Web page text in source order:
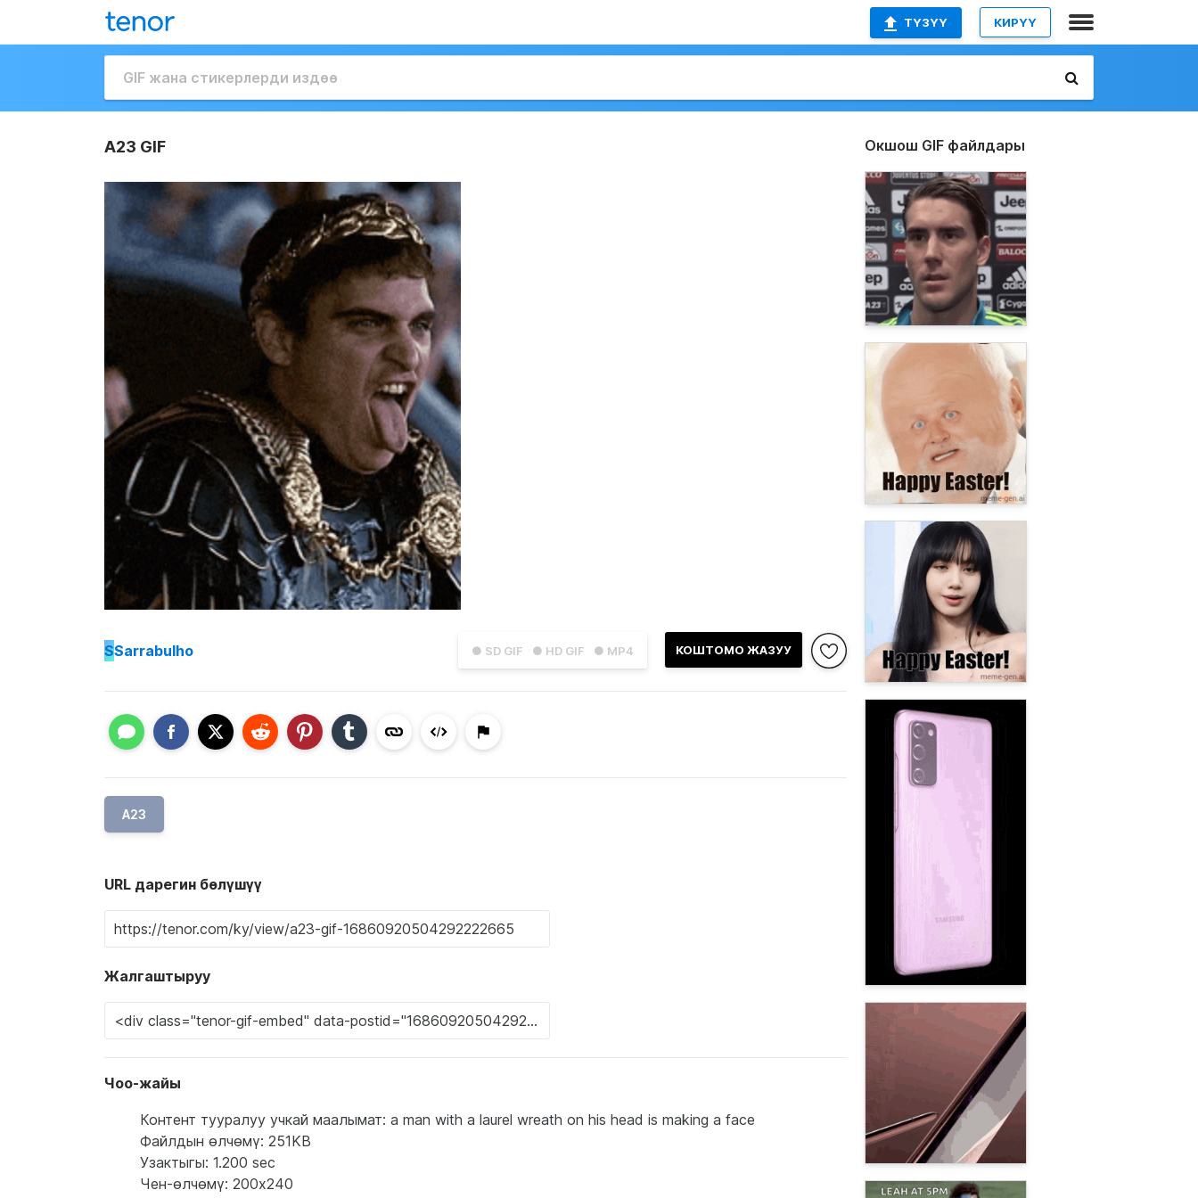
ТҮЗҮҮ КИРҮҮ
A23 GIF
● SD GIF ● HD GIF ● MP4 КОШТОМО ЖАЗУУ
SSarrabulho
A23
URL дарегин бөлүшүү
Жалгаштыруу
Чоо-жайы
Контент тууралуу учкай маалымат: a man with a laurel wreath on his head is making a face
Файлдын өлчөмү: 251KB
Узактыгы: 1.200 sec
Чен-өлчөмү: 200x240
Окшош GIF файлдары